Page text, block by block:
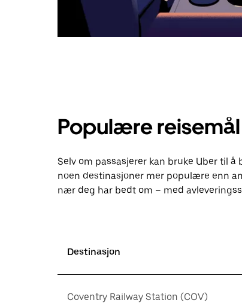
Populære
Selv om passasjerer kan bruke Uber til
noen destinasjoner mer populære enn
nær deg har bedt om – med
Destinasjon
Coventry Railway Station (COV)